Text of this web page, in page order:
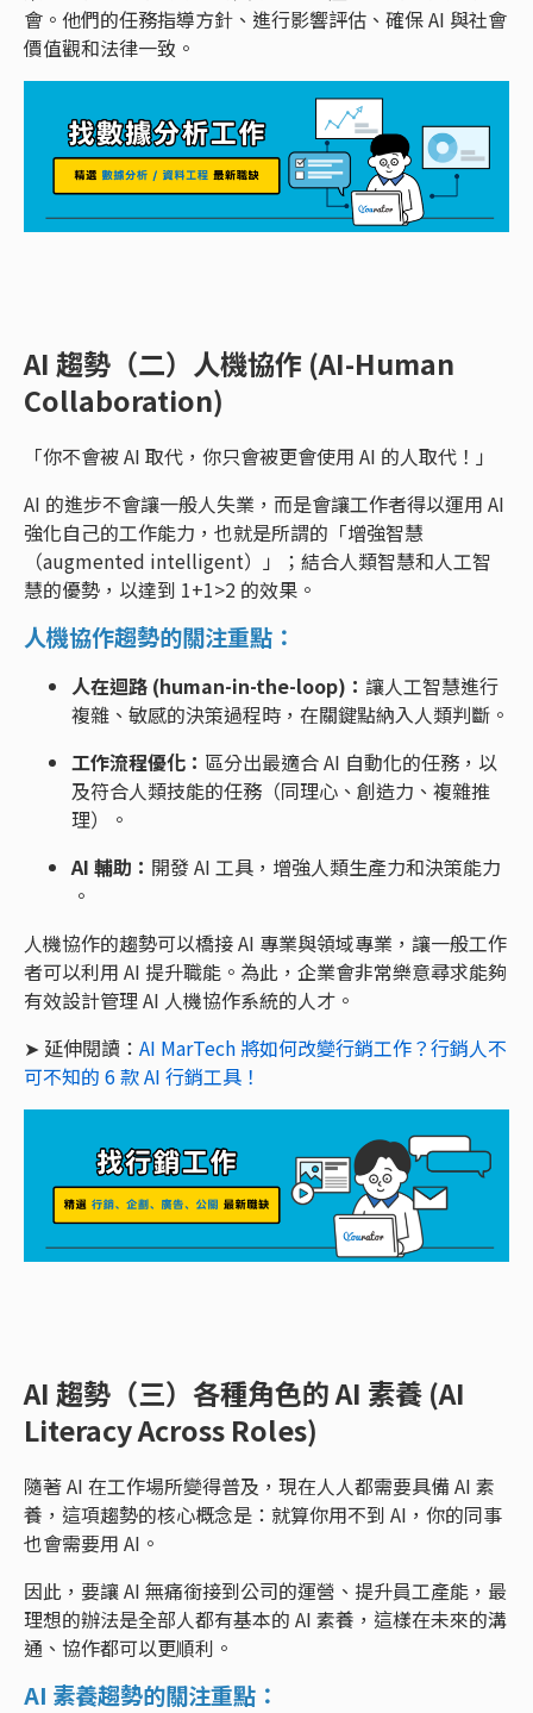
會。他們的任務指導方針、進行影響評估、確保 AI 與社會
價值觀和法律一致。
AI 趨勢（二）人機協作 (AI-Human
Collaboration)
「你不會被 AI 取代，你只會被更會使用 AI 的人取代！」
AI 的進步不會讓一般人失業，而是會讓工作者得以運用 AI
強化自己的工作能力，也就是所謂的「增強智慧
（augmented intelligent）」；結合人類智慧和人工智
慧的優勢，以達到 1+1>2 的效果。
人機協作趨勢的關注重點：
人在迴路 (human-in-the-loop)： 讓人工智慧進行
複雜、敏感的決策過程時，在關鍵點納入人類判斷。
工作流程優化： 區分出最適合 AI 自動化的任務，以
及符合人類技能的任務（同理心、創造力、複雜推
理）。
AI 輔助： 開發 AI 工具，增強人類生產力和決策能力
。
人機協作的趨勢可以橋接 AI 專業與領域專業，讓一般工作
者可以利用 AI 提升職能。為此，企業會非常樂意尋求能夠
有效設計管理 AI 人機協作系統的人才。
➤ 延伸閱讀： AI MarTech 將如何改變行銷工作？行銷人不
可不知的 6 款 AI 行銷工具！
AI 趨勢（三）各種角色的 AI 素養 (AI
Literacy Across Roles)
隨著 AI 在工作場所變得普及，現在人人都需要具備 AI 素
養，這項趨勢的核心概念是：就算你用不到 AI，你的同事
也會需要用 AI。
因此，要讓 AI 無痛銜接到公司的運營、提升員工產能，最
理想的辦法是全部人都有基本的 AI 素養，這樣在未來的溝
通、協作都可以更順利。
AI 素養趨勢的關注重點：